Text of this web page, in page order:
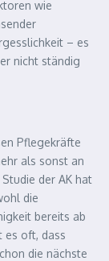
wie
– es
nicht ständig
Pflegekräfte
als sonst an
der AK hat
die
bereits ab
es oft, dass
die nächste